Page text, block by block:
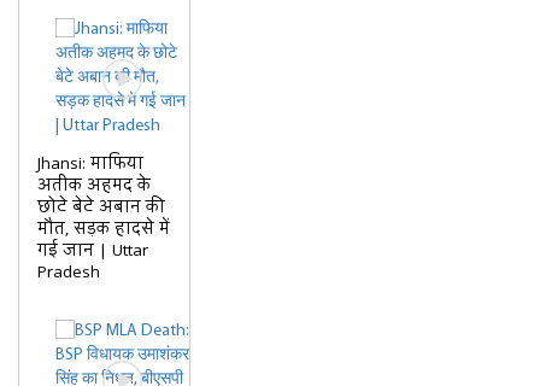
Jhansi: माफिया
अतीक अहमद के
छोटे बेटे अबान की
मौत, सड़क हादसे में
गई जान | Uttar
Pradesh